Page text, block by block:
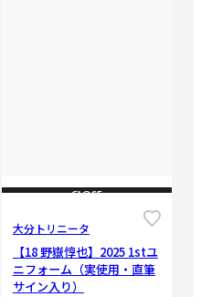
CLOSE
大分トリニータ
【18 野嶽惇也】2025 1stユ
ニフォーム（実使用・直筆
サイン入り）